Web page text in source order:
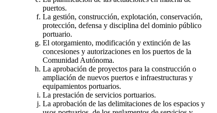
puertos.
La gestión, construcción, explotación, conservación,
protección, defensa y disciplina del dominio público
portuario.
El otorgamiento, modificación y extinción de las
concesiones y autorizaciones en los puertos de la
Comunidad Autónoma.
La aprobación de proyectos para la construcción o
ampliación de nuevos puertos e infraestructuras y
equipamientos portuarios.
La prestación de servicios portuarios.
La aprobación de las delimitaciones de los espacios y